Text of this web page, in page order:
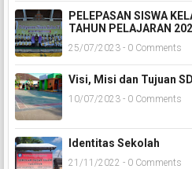
PELEPASAN SISWA
TAHUN PELAJARAN
25/07/2023 - 0 Comments
Visi, Misi dan Tujuan
10/07/2023 - 0 Comments
Identitas Sekolah
21/11/2022 - 0 Comments